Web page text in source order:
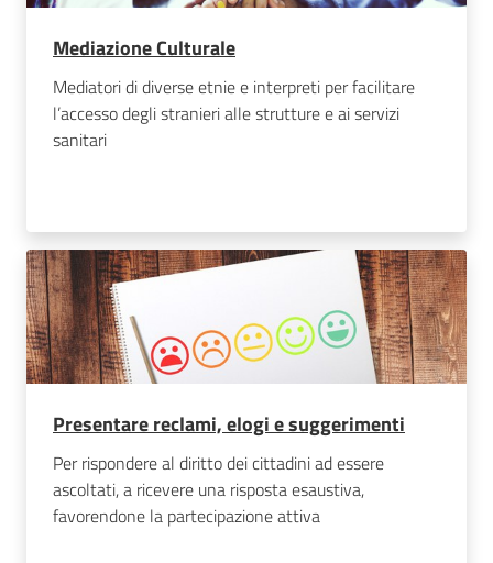
Mediazione Culturale
Mediatori di diverse etnie e interpreti per facilitare
l’accesso degli stranieri alle strutture e ai servizi
sanitari
Presentare reclami, elogi e suggerimenti
Per rispondere al diritto dei cittadini ad essere
ascoltati, a ricevere una risposta esaustiva,
favorendone la partecipazione attiva